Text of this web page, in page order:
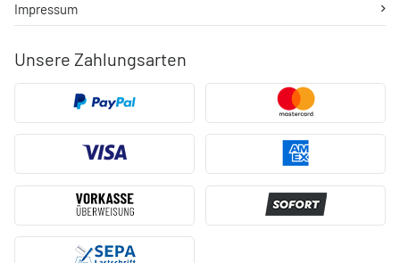
Unsere Zahlungsarten
Impressum